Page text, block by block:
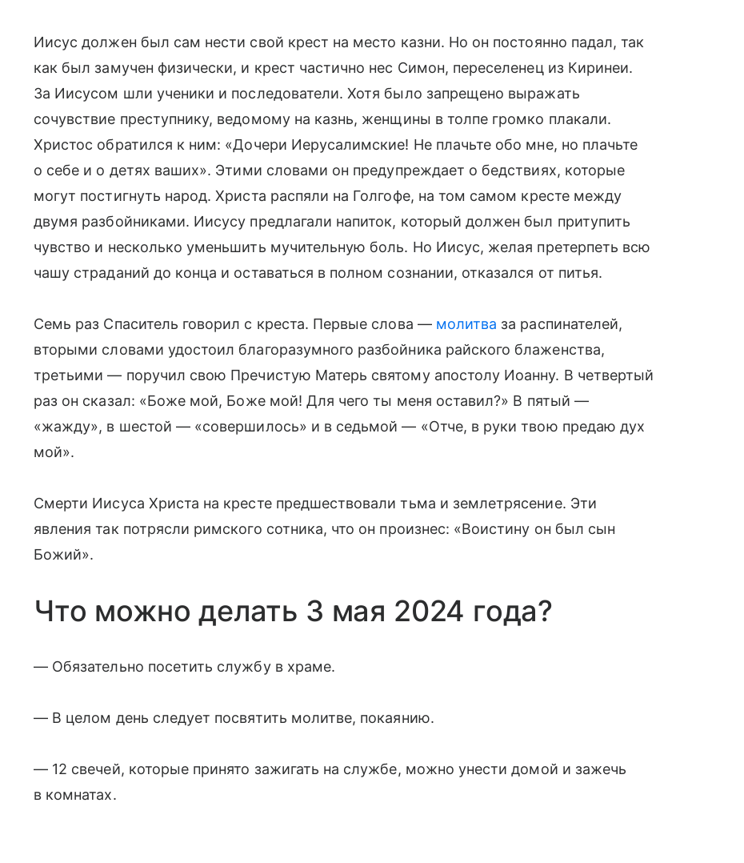
Иисус должен был сам нести свой крест на место казни. Но он постоянно падал, так
как был замучен физически, и крест частично нес Симон, переселенец из Киринеи.
За Иисусом шли ученики и последователи. Хотя было запрещено выражать
сочувствие преступнику, ведомому на казнь, женщины в толпе громко плакали.
Христос обратился к ним: «Дочери Иерусалимские! Не плачьте обо мне, но плачьте
о себе и о детях ваших». Этими словами он предупреждает о бедствиях, которые
могут постигнуть народ. Христа распяли на Голгофе, на том самом кресте между
двумя разбойниками. Иисусу предлагали напиток, который должен был притупить
чувство и несколько уменьшить мучительную боль. Но Иисус, желая претерпеть всю
чашу страданий до конца и оставаться в полном сознании, отказался от питья.
Семь раз Спаситель говорил с креста. Первые слова — молитва за распинателей,
вторыми словами удостоил благоразумного разбойника райского блаженства,
третьими — поручил свою Пречистую Матерь святому апостолу Иоанну. В четвертый
раз он сказал: «Боже мой, Боже мой! Для чего ты меня оставил?» В пятый —
«жажду», в шестой — «совершилось» и в седьмой — «Отче, в руки твою предаю дух
мой».
Смерти Иисуса Христа на кресте предшествовали тьма и землетрясение. Эти
явления так потрясли римского сотника, что он произнес: «Воистину он был сын
Божий».
Что можно делать 3 мая 2024 года?
— Обязательно посетить службу в храме.
— В целом день следует посвятить молитве, покаянию.
— 12 свечей, которые принято зажигать на службе, можно унести домой и зажечь
в комнатах.